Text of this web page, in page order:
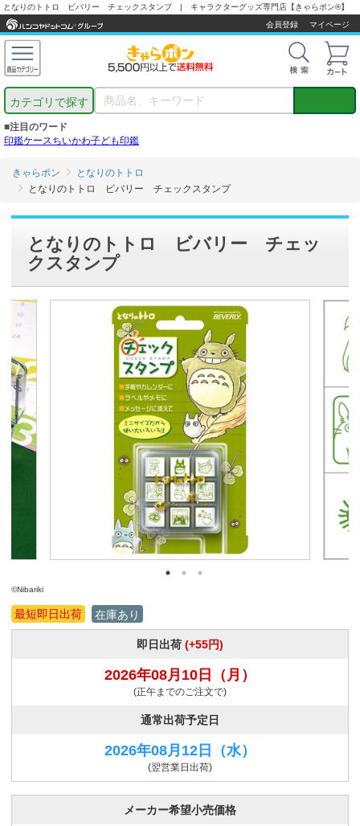
となりのトトロ ビバリー チェックスタンプ | キャラクターグッズ専門店【きゃらポン®】
会員登録
マイページ
カテゴリで探す
■注目のワード
印鑑ケースちいかわ子ども印鑑
きゃらポン
となりのトトロ
となりのトトロ ビバリー チェックスタンプ
となりのトトロ ビバリー チェッ
クスタンプ
©Nibariki
最短即日出荷 在庫あり
即日出荷 (+55円)
2026年08月10日 （月）
(正午までのご注文で)
通常出荷予定日
2026年08月12日 （水）
(翌営業日出荷)
メーカー希望小売価格